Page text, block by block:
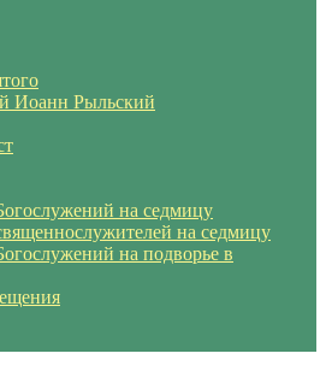
Иоанн Рыльский
на седмицу
на седмицу
на подворье в